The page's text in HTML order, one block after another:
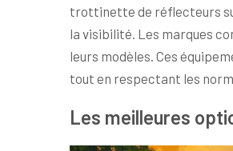
trottinette de réflecteurs
la visibilité. Les marques
leurs modèles. Ces
tout en respectant les
Les meilleures